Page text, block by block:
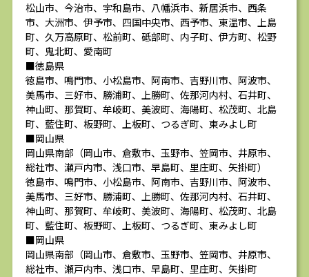
松山市、今治市、宇和島市、八幡浜市、新居浜市、西条
市、大洲市、伊予市、四国中央市、西予市、東温市、上島
町、久万高原町、松前町、砥部町、内子町、伊方町、松野
町、鬼北町、愛南町
■徳島県
徳島市、鳴門市、小松島市、阿南市、吉野川市、阿波市、
美馬市、三好市、勝浦町、上勝町、佐那河内村、石井町、
神山町、那賀町、牟岐町、美波町、海陽町、松茂町、北島
町、藍住町、板野町、上板町、つるぎ町、東みよし町
■岡山県
岡山県南部（岡山市、倉敷市、玉野市、笠岡市、井原市、
総社市、瀬戸内市、浅口市、早島町、里庄町、矢掛町）
徳島市、鳴門市、小松島市、阿南市、吉野川市、阿波市、
美馬市、三好市、勝浦町、上勝町、佐那河内村、石井町、
神山町、那賀町、牟岐町、美波町、海陽町、松茂町、北島
町、藍住町、板野町、上板町、つるぎ町、東みよし町
■岡山県
岡山県南部（岡山市、倉敷市、玉野市、笠岡市、井原市、
総社市、瀬戸内市、浅口市、早島町、里庄町、矢掛町